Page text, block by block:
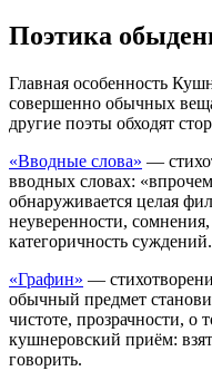
Поэтика
Главная особенность
совершенно обычных
другие поэты обходят
«Вводные слова» —
вводных словах:
обнаруживается целая
неуверенности,
категоричность суждений.
«Графин» —
обычный предмет
чистоте, прозрачности, о
кушнеровский приём:
говорить.